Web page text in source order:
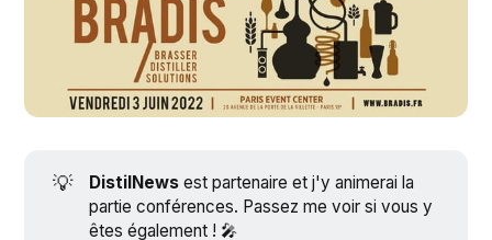
💡 DistilNewsest partenaire et j'y animerai la
partie conférences. Passez me voir si vous y
êtes également ! 🎤